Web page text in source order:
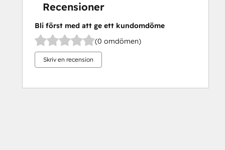
Recensioner
Bli först med att ge ett kundomdöme
(0 omdömen)
Skriv en recension